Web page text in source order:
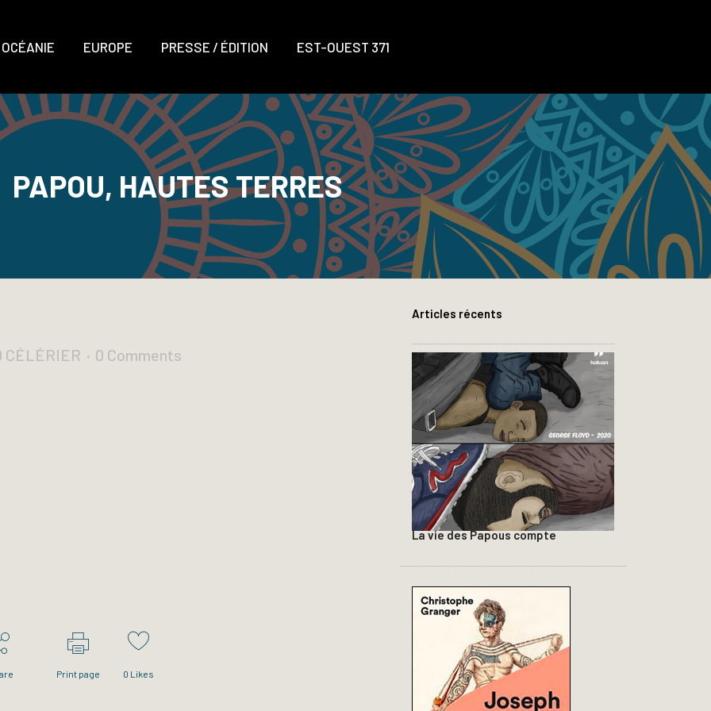
OCÉANIE EUROPE PRESSE / ÉDITION EST-OUEST 371
PAPOU, HAUTES TERRES
CÉLÉRIER 0 Comments
Print page 0 Likes
Articles récents
La vie des Papous compte